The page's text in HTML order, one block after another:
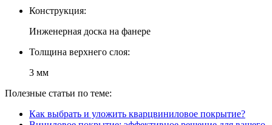
Конструкция:
Инженерная доска на фанере
Толщина верхнего слоя:
3 мм
Полезные статьи по теме:
Как выбрать и уложить кварцвиниловое покрытие?